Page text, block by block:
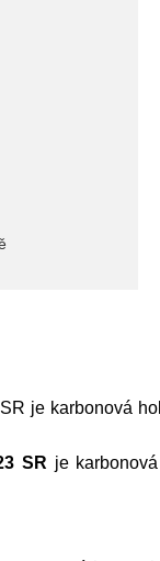
je karbonová
SR je